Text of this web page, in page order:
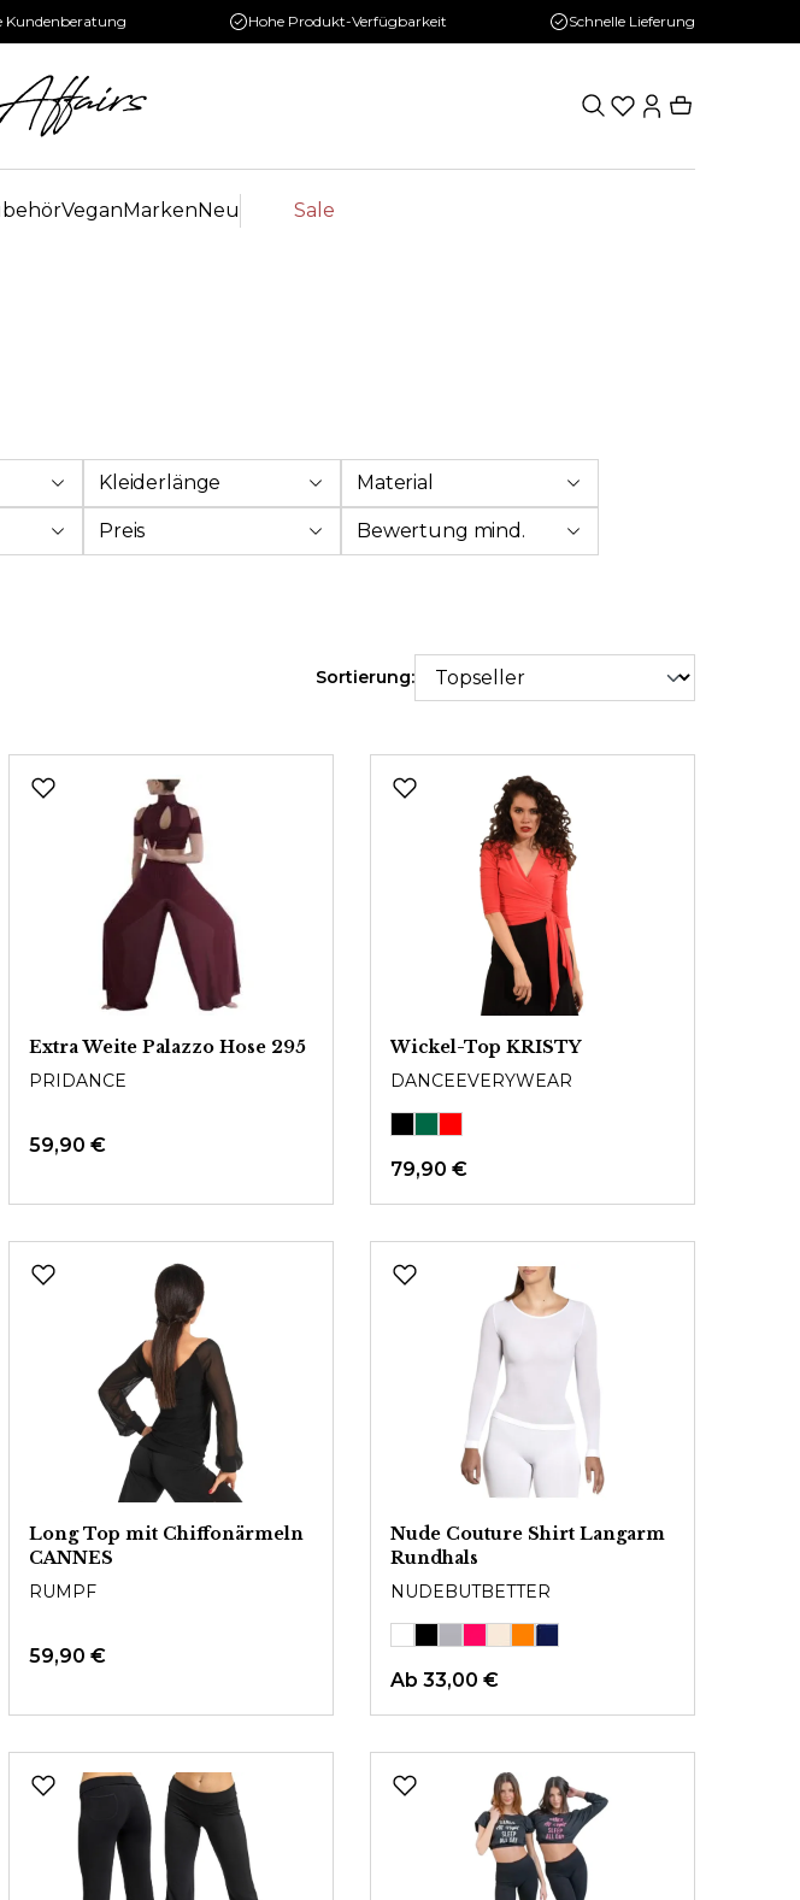
Kundenberatung Hohe Produkt-Verfügbarkeit Schnelle Lieferung
VeganMarkenNeu Sale
Kleiderlänge Material
Preis Bewertung mind.
Sortierung:
Extra Weite Palazzo Hose 295
PRIDANCE
59,90 €
Wickel-Top KRISTY
DANCEEVERYWEAR
79,90 €
Long Top mit Chiffonärmeln
CANNES
RUMPF
59,90 €
Nude Couture Shirt Langarm
Rundhals
NUDEBUTBETTER
Ab 33,00 €